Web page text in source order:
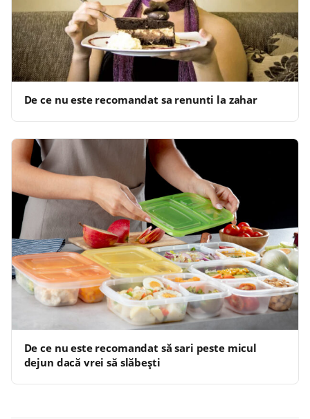
De ce nu este recomandat sa renunti la zahar
De ce nu este recomandat să sari peste micul
dejun dacă vrei să slăbești